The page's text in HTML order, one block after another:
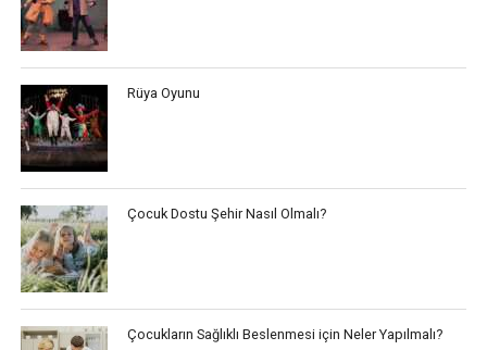
Rüya Oyunu
Çocuk Dostu Şehir Nasıl Olmalı?
Çocukların Sağlıklı Beslenmesi için Neler Yapılmalı?